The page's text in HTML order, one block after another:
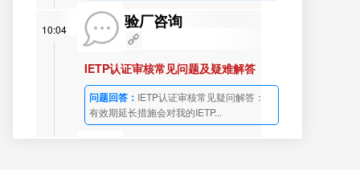
10:04 验厂咨询
IETP认证审核常见问题及疑难解答
问题回答： IETP认证审核常见疑问解答：
有效期延长措施会对我的IETP...